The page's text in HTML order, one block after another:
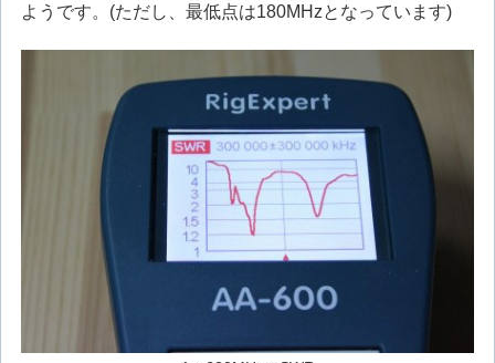
ようです。(ただし、最低点は180MHzとなっています)